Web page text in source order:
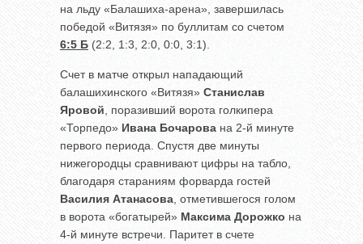
на льду «Балашиха-арена», завершилась
победой «Витязя» по буллитам со счетом
6:5 Б (2:2, 1:3, 2:0, 0:0, 3:1).
Счет в матче открыл нападающий
балашихинского «Витязя» Станислав
Яровой , поразивший ворота голкипера
«Торпедо» Ивана Бочарова на 2-й минуте
первого периода. Спустя две минуты
нижегородцы сравнивают цифры на табло,
благодаря стараниям форварда гостей
Василия Атанасова , отметившегося голом
в ворота «богатырей» Максима Дорожко на
4-й минуте встречи. Паритет в счете